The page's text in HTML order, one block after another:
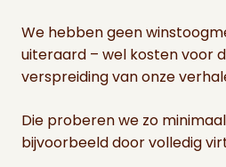
We hebben geen
uiteraard – wel kosten voor
verspreiding van onze
Die proberen we zo
bijvoorbeeld door volledig